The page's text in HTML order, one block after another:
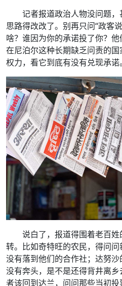
记者报道政治人物没问题
思路得改改了。别再只问“政客
啥？谁因为你的承诺投了你？他
在尼泊尔这种长期缺乏问责的
权力，看它到底有没有兑现承诺。
说白了，报道得围着老百
转。比如奇特旺的农民，得问
没有落到他们的合作社；达努
没有奔头，是不是还得背井离
者该回到达兰，问问那些当初